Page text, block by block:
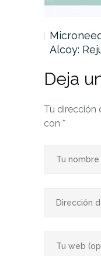
Alcoy:
Deja
Tu dirección
con *